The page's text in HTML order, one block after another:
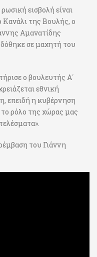
εισβολή είναι
Κανάλι της Βουλής, ο
Αμανατίδης
σε μαχητή του
ο βουλευτής Α΄
εθνική
επειδή η κυβέρνηση
το ρόλο της χώρας μας
του Γιάννη